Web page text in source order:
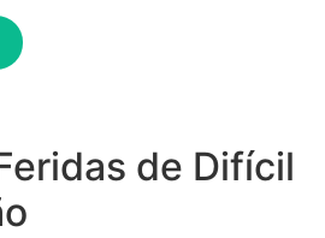
de Difícil